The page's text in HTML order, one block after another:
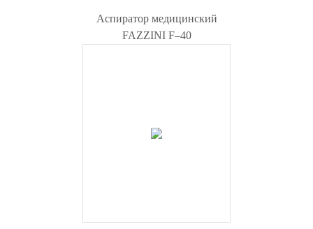
Аспиратор медицинский
FAZZINI F–40